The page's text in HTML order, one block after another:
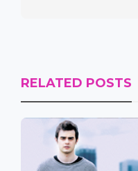
RELATED POSTS